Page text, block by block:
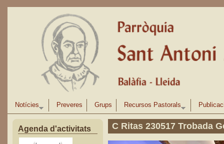
Notícies Preveres Grups Recursos Pastorals
Agenda d'activitats C Ritas 230517 Trobada